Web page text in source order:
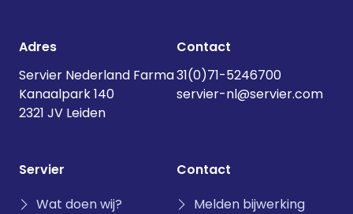
Adres
Servier Nederland Farma
Kanaalpark 140
2321 JV Leiden
Contact
31(0)71-5246700
servier-nl@servier.com
Servier
Wat doen wij?
Contact
Melden bijwerking